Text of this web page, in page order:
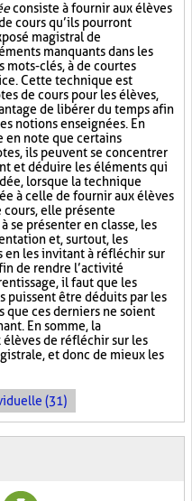
consiste à fournir aux élèves
cours qu’ils pourront
magistral de
manquants dans les
mots-clés, à de courtes
Cette technique est
de cours pour les élèves,
de libérer du temps afin
notions enseignées. En
en note que certains
ils peuvent se concentrer
et déduire les éléments qui
lorsque la technique
à celle de fournir aux élèves
cours, elle présente
se présenter en classe, les
et, surtout, les
en les invitant à réfléchir sur
de rendre l’activité
il faut que les
puissent être déduits par les
que ces derniers ne soient
En somme, la
de réfléchir sur les
et donc de mieux les
(31)